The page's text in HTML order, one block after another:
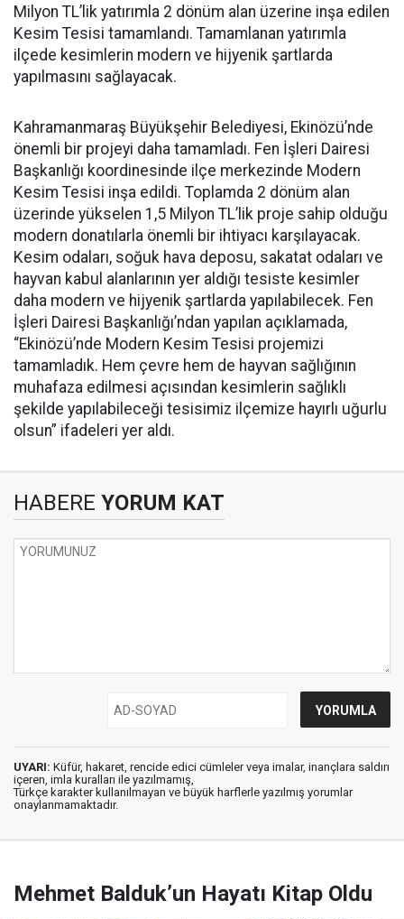
Milyon TL’lik yatırımla 2 dönüm alan üzerine inşa edilen
Kesim Tesisi tamamlandı. Tamamlanan yatırımla
ilçede kesimlerin modern ve hijyenik şartlarda
yapılmasını sağlayacak.
Kahramanmaraş Büyükşehir Belediyesi, Ekinözü’nde
önemli bir projeyi daha tamamladı. Fen İşleri Dairesi
Başkanlığı koordinesinde ilçe merkezinde Modern
Kesim Tesisi inşa edildi. Toplamda 2 dönüm alan
üzerinde yükselen 1,5 Milyon TL’lik proje sahip olduğu
modern donatılarla önemli bir ihtiyacı karşılayacak.
Kesim odaları, soğuk hava deposu, sakatat odaları ve
hayvan kabul alanlarının yer aldığı tesiste kesimler
daha modern ve hijyenik şartlarda yapılabilecek. Fen
İşleri Dairesi Başkanlığı’ndan yapılan açıklamada,
“Ekinözü’nde Modern Kesim Tesisi projemizi
tamamladık. Hem çevre hem de hayvan sağlığının
muhafaza edilmesi açısından kesimlerin sağlıklı
şekilde yapılabileceği tesisimiz ilçemize hayırlı uğurlu
olsun” ifadeleri yer aldı.
HABERE YORUM KAT
UYARI: Küfür, hakaret, rencide edici cümleler veya imalar, inançlara saldırı
içeren, imla kuralları ile yazılmamış,
Türkçe karakter kullanılmayan ve büyük harflerle yazılmış yorumlar
onaylanmamaktadır.
Mehmet Balduk’un Hayatı Kitap Oldu